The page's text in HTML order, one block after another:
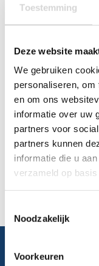
Toestemming
Deze website
We gebruiken
personaliseren,
en om ons
informatie over uw
partners voor
partners kunnen
informatie die u
verzameld op
Noodzakelijk
Voorkeuren
WhatsApp
Mailen
Offerte
kijken naar de